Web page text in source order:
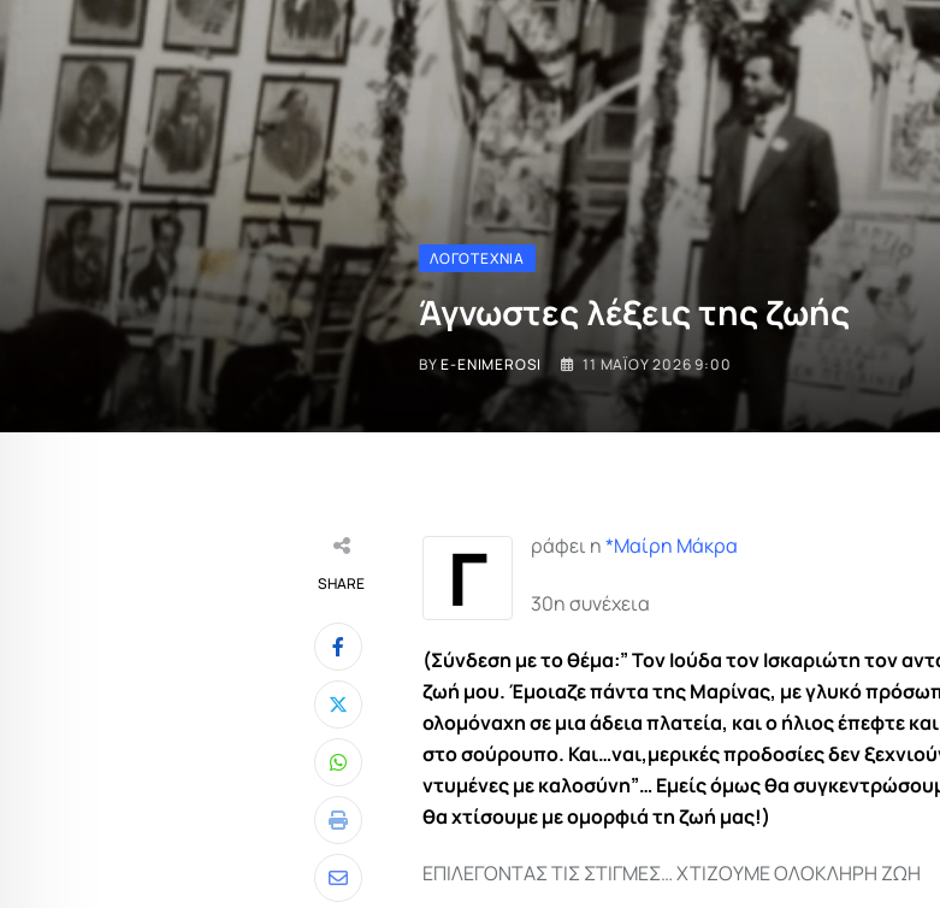
ΛΟΓΟΤΕΧΝΊΑ
Άγνωστες λέξεις της ζωής
BYE-ENIMEROSI 11 ΜΑΪ́ΟΥ 2026 9:00
SHARE
Whatsapp
Print
Share
Γ ράφει η*Μαίρη Μάκρα
30η συνέχεια
(Σύνδεση με το θέμα:” Τον Ιούδα τον Ισκαριώτη τον
ζωή μου. Έμοιαζε πάντα της Μαρίνας, με γλυκό
ολομόναχη σε μια άδεια πλατεία, και ο ήλιος έπεφτε
στο σούρουπο. Και…ναι,μερικές προδοσίες δεν
ντυμένες με καλοσύνη”… Εμείς όμως θα
θα χτίσουμε με ομορφιά τη ζωή μας!)
ΕΠΙΛΕΓΟΝΤΑΣ ΤΙΣ ΣΤΙΓΜΕΣ… ΧΤΙΖΟΥΜΕ ΟΛΟΚΛΗΡΗ ΖΩΗ